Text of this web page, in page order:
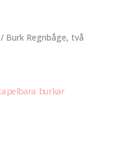
/ Burk Regnbåge, två